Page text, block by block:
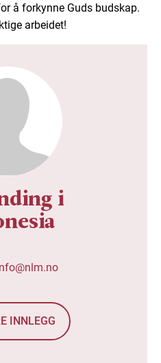
å forkynne Guds budskap.
arbeidet!
i
INNLEGG